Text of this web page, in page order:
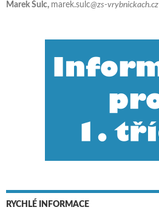
Marek Šulc, marek.sulc@zs-vrybnickach.cz
RYCHLÉ INFORMACE